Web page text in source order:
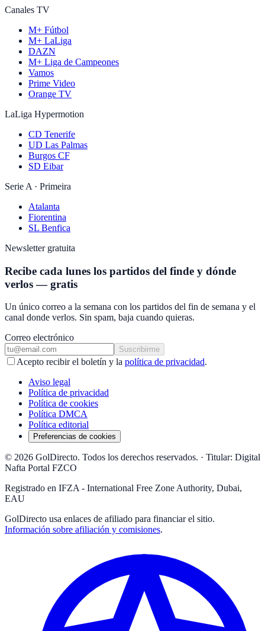
Canales TV
M+ Fútbol
M+ LaLiga
DAZN
M+ Liga de Campeones
Vamos
Prime Video
Orange TV
LaLiga Hypermotion
CD Tenerife
UD Las Palmas
Burgos CF
SD Eibar
Serie A · Primeira
Atalanta
Fiorentina
SL Benfica
Newsletter gratuita
Recibe cada lunes los partidos del finde y dónde
verlos — gratis
Un único correo a la semana con los partidos del fin de semana y el
canal donde verlos. Sin spam, baja cuando quieras.
Correo electrónico
Suscribirme
Acepto recibir el boletín y la política de privacidad.
Aviso legal
Política de privacidad
Política de cookies
Política DMCA
Política editorial
Preferencias de cookies
© 2026 GolDirecto. Todos los derechos reservados. · Titular: Digital
Nafta Portal FZCO
Registrado en IFZA - International Free Zone Authority, Dubai,
EAU
GolDirecto usa enlaces de afiliado para financiar el sitio.
Información sobre afiliación y comisiones.